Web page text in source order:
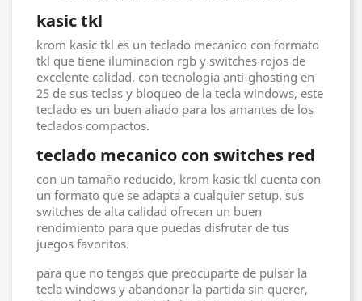
kasic tkl
krom kasic tkl es un teclado mecanico con formato
tkl que tiene iluminacion rgb y switches rojos de
excelente calidad. con tecnologia anti-ghosting en
25 de sus teclas y bloqueo de la tecla windows, este
teclado es un buen aliado para los amantes de los
teclados compactos.
teclado mecanico con switches red
con un tamaño reducido, krom kasic tkl cuenta con
un formato que se adapta a cualquier setup. sus
switches de alta calidad ofrecen un buen
rendimiento para que puedas disfrutar de tus
juegos favoritos.
para que no tengas que preocuparte de pulsar la
tecla windows y abandonar la partida sin querer,